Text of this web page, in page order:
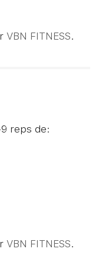
VBN FITNESS.
reps de:
VBN FITNESS.